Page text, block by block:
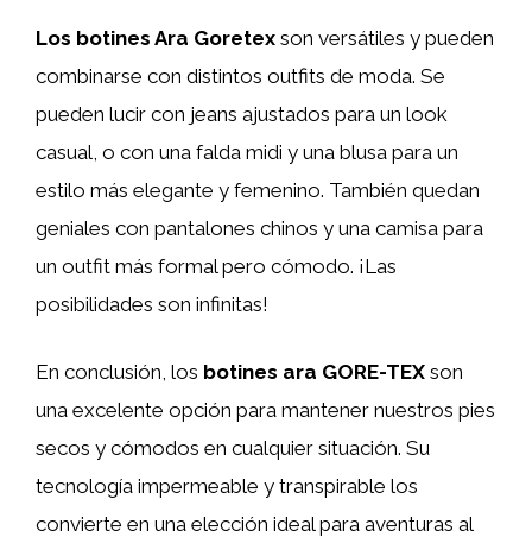
Los botines Ara Goretex son versátiles y pueden
combinarse con distintos outfits de moda. Se
pueden lucir con jeans ajustados para un look
casual, o con una falda midi y una blusa para un
estilo más elegante y femenino. También quedan
geniales con pantalones chinos y una camisa para
un outfit más formal pero cómodo. ¡Las
posibilidades son infinitas!
En conclusión, los botines ara GORE-TEX son
una excelente opción para mantener nuestros pies
secos y cómodos en cualquier situación. Su
tecnología impermeable y transpirable los
convierte en una elección ideal para aventuras al